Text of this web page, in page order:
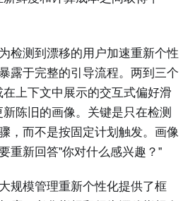
检测到漂移的用户加速重新个性
露于完整的引导流程。两到三个
上下文中展示的交互式偏好滑
陈旧的画像。关键是只在检测
，而不是按固定计划触发。画像
重新回答"你对什么感兴趣？"
规模管理重新个性化提供了框